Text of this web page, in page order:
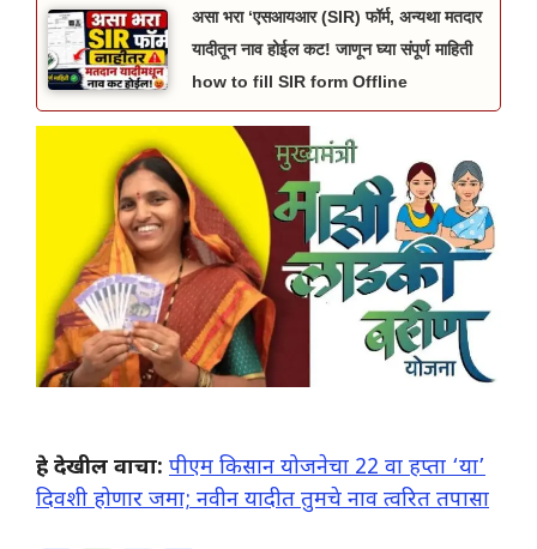
असा भरा ‘एसआयआर (SIR) फॉर्म, अन्यथा मतदार
यादीतून नाव होईल कट! जाणून घ्या संपूर्ण माहिती
how to fill SIR form Offline
हे देखील वाचा: पीएम किसान योजनेचा 22 वा हप्ता ‘या’
दिवशी होणार जमा; नवीन यादीत तुमचे नाव त्वरित तपासा